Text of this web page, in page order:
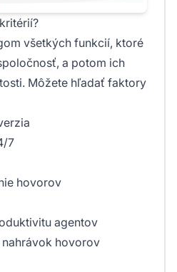
všetkých funkcií, ktoré
a potom ich
Môžete hľadať faktory
7
hovorov
agentov
hovorov